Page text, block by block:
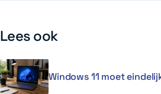
Lees ook
Windows 11 moet